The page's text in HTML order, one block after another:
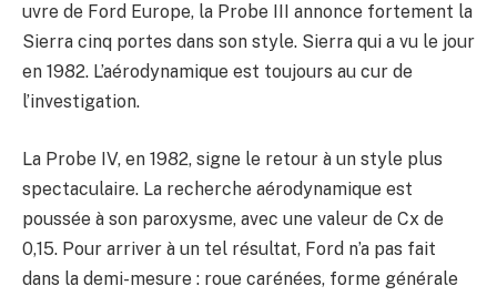
uvre de Ford Europe, la Probe III annonce fortement la
Sierra cinq portes dans son style. Sierra qui a vu le jour
en 1982. L’aérodynamique est toujours au cur de
l’investigation.
La Probe IV, en 1982, signe le retour à un style plus
spectaculaire. La recherche aérodynamique est
poussée à son paroxysme, avec une valeur de Cx de
0,15. Pour arriver à un tel résultat, Ford n’a pas fait
dans la demi-mesure : roue carénées, forme générale